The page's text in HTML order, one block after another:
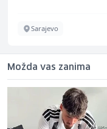
Sarajevo
Možda vas zanima